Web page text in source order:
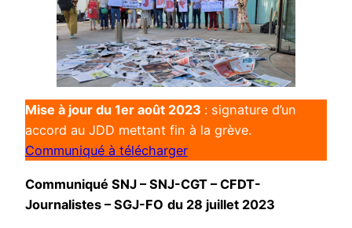
Mise à jour du 1er août 2023 : signature d’un
accord au JDD mettant fin à la grève.
Communiqué à télécharger
Communiqué SNJ – SNJ-CGT – CFDT-
Journalistes – SGJ-FO du 28 juillet 2023